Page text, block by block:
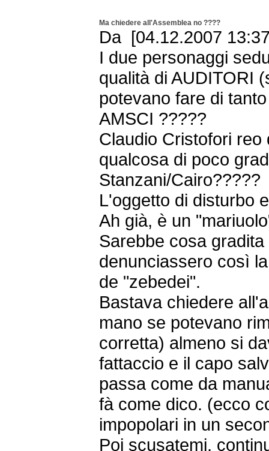
Ma chiedere all'Assemblea no ????
Da [04.12.2007
I due personaggi
qualità di AUDITORI
potevano fare di
AMSCI ?????
Claudio Cristofori
qualcosa di poco
Stanzani/Cairo?????
L'oggetto di disturbo
Ah già, è un
Sarebbe cosa
denunciassero così
de "zebedei".
Bastava chiedere
mano se potevano
corretta) almeno si
fattaccio e il capo
passa come da
fà come dico. (ecco
impopolari in un
Poi scusatemi,